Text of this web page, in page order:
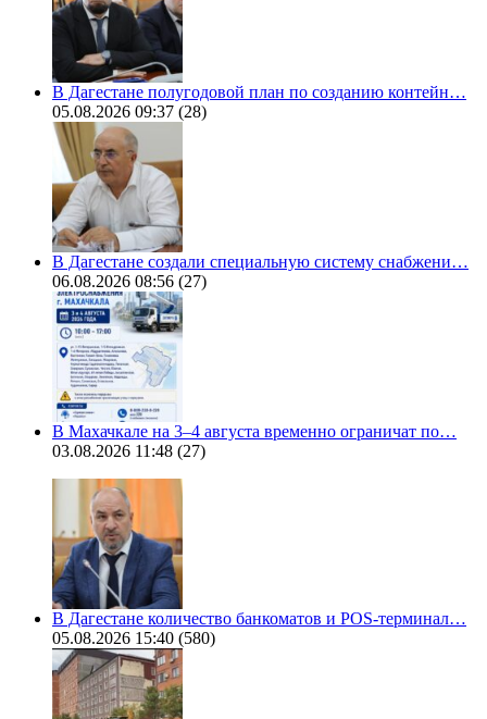
В Дагестане полугодовой план по созданию контейн…
05.08.2026 09:37 (28)
В Дагестане создали специальную систему снабжени…
06.08.2026 08:56 (27)
В Махачкале на 3–4 августа временно ограничат по…
03.08.2026 11:48 (27)
В Дагестане количество банкоматов и POS-терминал…
05.08.2026 15:40 (580)